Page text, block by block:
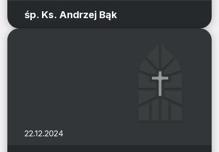
śp. Ks. Andrzej Bąk
22.12.2024